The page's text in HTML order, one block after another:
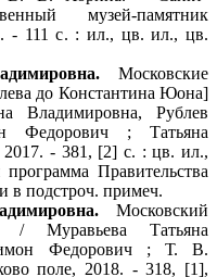
музей-памятник
- 111 с. : ил., цв. ил., цв.
Московские
до Константина Юона]
Владимировна, Рублев
Федорович ; Татьяна
- 381, [2] с. : цв. ил.,
Правительства
в подстроч. примеч.
Московский
Муравьева Татьяна
Федорович ; Т. В.
поле, 2018. - 318, [1],